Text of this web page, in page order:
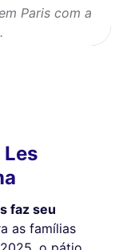
Paris com a
faz seu
as famílias